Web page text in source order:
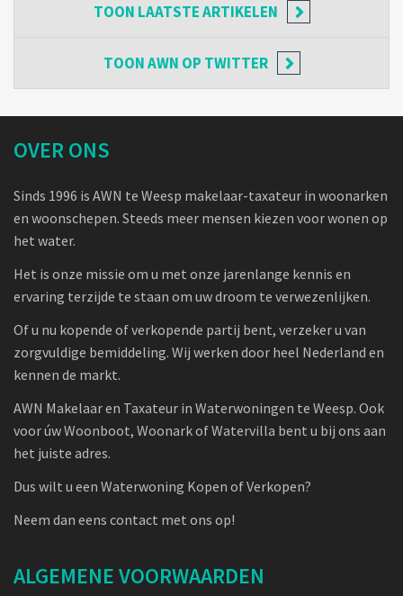
TOON LAATSTE ARTIKELEN
TOONAWN OP TWITTER
OVER ONS
Sinds 1996 is AWN te Weesp makelaar-taxateur in woonarken
en woonschepen. Steeds meer mensen kiezen voor wonen op
het water.
Het is onze missie om u met onze jarenlange kennis en
ervaring terzijde te staan om uw droom te verwezenlijken.
Of u nu kopende of verkopende partij bent, verzeker u van
zorgvuldige bemiddeling. Wij werken door heel Nederland en
kennen de markt.
AWN Makelaar en Taxateur in Waterwoningen te Weesp. Ook
voor úw Woonboot, Woonark of Watervilla bent u bij ons aan
het juiste adres.
Dus wilt u een Waterwoning Kopen of Verkopen?
Neem dan eens contact met ons op!
ALGEMENE VOORWAARDEN